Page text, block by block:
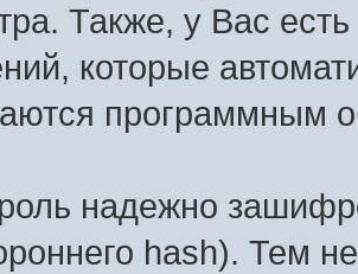
Также, у Вас
которые
программным
надежно
hash). Тем